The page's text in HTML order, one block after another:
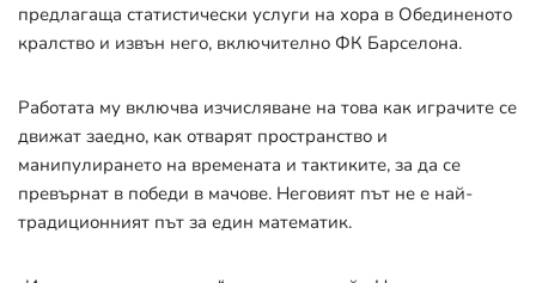
предлагаща статистически услуги на хора в Обединеното
кралство и извън него, включително ФК Барселона.
Работата му включва изчисляване на това как играчите се
движат заедно, как отварят пространство и
манипулирането на времената и тактиките, за да се
превърнат в победи в мачове. Неговият път не е най-
традиционният път за един математик.